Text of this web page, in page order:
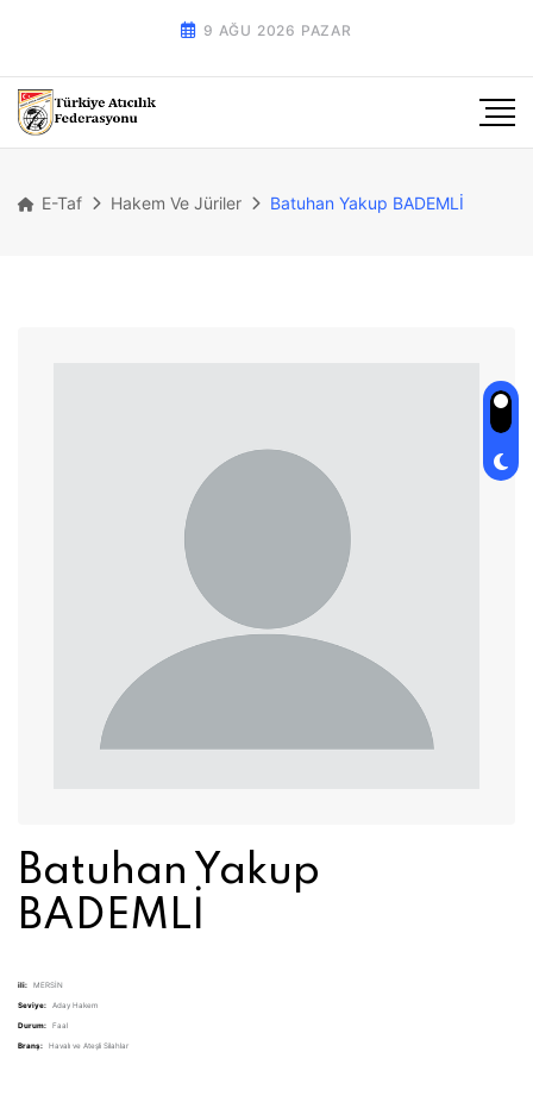
9 AĞU 2026 PAZAR
E-Taf Hakem Ve Jüriler Batuhan Yakup BADEMLİ
Batuhan Yakup
BADEMLİ
ili: MERSİN
Seviye: Aday Hakem
Durum: Faal
Branş: Havalı ve Ateşli Silahlar